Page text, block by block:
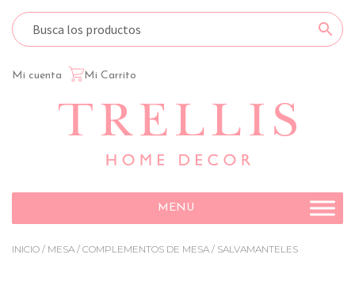
Mi cuenta Mi Carrito
Ir
a
Ir
al
contenido
MENU
INICIO / MESA / COMPLEMENTOS DE MESA / SALVAMANTELES